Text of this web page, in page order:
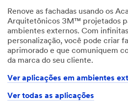
Renove as fachadas usando os
Arquitetônicos 3M™ projetados
ambientes externos. Com
personalização, você pode criar
aprimorado e que comuniquem
da marca do seu cliente.
Ver aplicações em ambientes
Ver todas as aplicações